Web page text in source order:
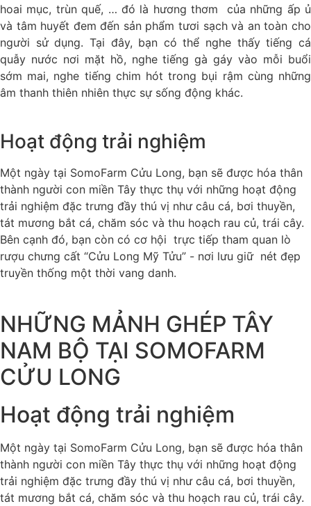
hoai mục, trùn quế, … đó là hương thơm của những ấp ủ
và tâm huyết đem đến sản phẩm tươi sạch và an toàn cho
người sử dụng. Tại đây, bạn có thể nghe thấy tiếng cá
quẫy nước nơi mặt hồ, nghe tiếng gà gáy vào mỗi buổi
sớm mai, nghe tiếng chim hót trong bụi rậm cùng những
âm thanh thiên nhiên thực sự sống động khác.
Hoạt động trải nghiệm
Một ngày tại SomoFarm Cửu Long, bạn sẽ được hóa thân
thành người con miền Tây thực thụ với những hoạt động
trải nghiệm đặc trưng đầy thú vị như câu cá, bơi thuyền,
tát mương bắt cá, chăm sóc và thu hoạch rau củ, trái cây.
Bên cạnh đó, bạn còn có cơ hội trực tiếp tham quan lò
rượu chưng cất “Cửu Long Mỹ Tửu” - nơi lưu giữ nét đẹp
truyền thống một thời vang danh.
NHỮNG MẢNH GHÉP TÂY
NAM BỘ TẠI SOMOFARM
CỬU LONG
Hoạt động trải nghiệm
Một ngày tại SomoFarm Cửu Long, bạn sẽ được hóa thân
thành người con miền Tây thực thụ với những hoạt động
trải nghiệm đặc trưng đầy thú vị như câu cá, bơi thuyền,
tát mương bắt cá, chăm sóc và thu hoạch rau củ, trái cây.